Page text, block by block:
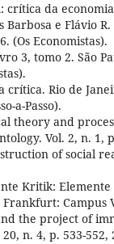
crítica da
Barbosa e Flávio
(Os Economistas).
3, tomo 2. São
crítica. Rio de
a-Passo).
theory and
Vol. 2, n. 1,
of social
Kritik:
Campus
and the project of
n. 4, p. 533-552,